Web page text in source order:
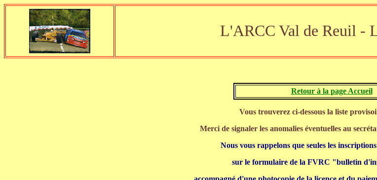
L'ARCC Val de Reuil -
Retour à la page Accueil
Vous trouverez ci-dessous la liste
Merci de signaler les anomalies éventuelles au
Nous vous rappelons que seules les
sur le formulaire de la FVRC "bulletin